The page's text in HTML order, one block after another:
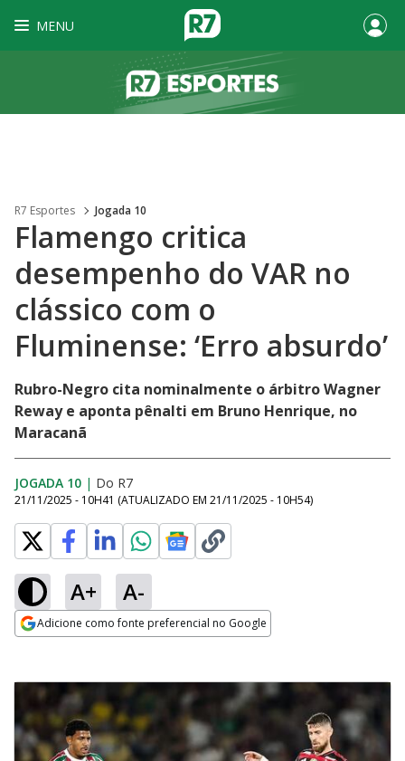
MENU
R7 Esportes Jogada 10
Flamengo critica
desempenho do VAR no
clássico com o
Fluminense: ‘Erro absurdo’
Rubro-Negro cita nominalmente o árbitro Wagner
Reway e aponta pênalti em Bruno Henrique, no
Maracanã
JOGADA 10 | Do R7
21/11/2025 - 10H41 (ATUALIZADO EM 21/11/2025 - 10H54)
A+ A-
Adicione como fonte preferencial no Google